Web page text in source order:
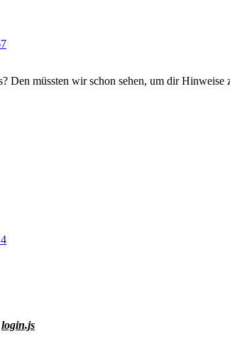
Den müssten wir schon sehen, um dir Hinweise
login.js